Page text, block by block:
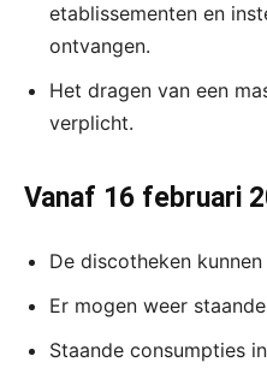
etablissementen en
ontvangen.
Het dragen van een
verplicht.
Vanaf 16 februari
De discotheken
Er mogen weer
Staande consumpties